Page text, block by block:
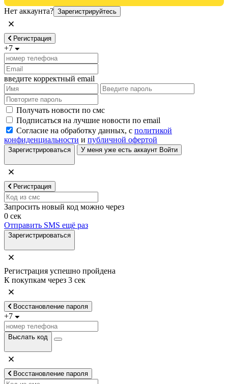
Нет аккаунта? Зарегистрируйтесь
Регистрация
+7
введите корректный email
Получать новости по смс
Подписаться на лучшие новости по email
Согласие на обработку данных, с политикой
конфиденциальности и публичной офертой
Зарегистрироваться У меня уже есть аккаунт Войти
Регистрация
Запросить новый код можно через
0 сек
Отправить SMS ещё раз
Зарегистрироваться
Регистрация успешно пройдена
К покупкам через 3 сек
Восстановление пароля
+7
Выслать код
Восстановление пароля